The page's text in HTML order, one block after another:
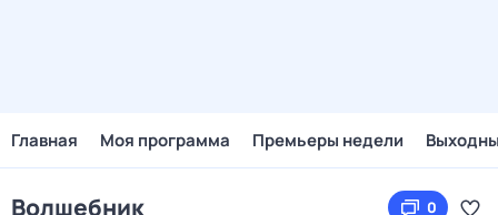
Главная Моя программа Премьеры недели
Волшебник 0